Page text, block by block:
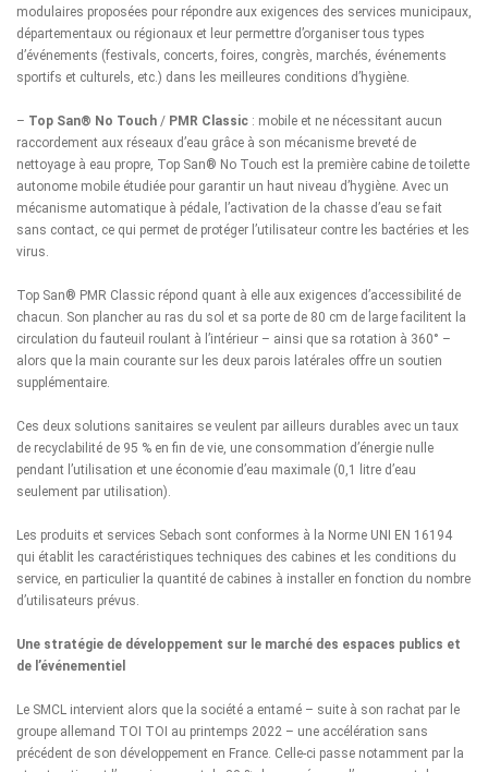
modulaires proposées pour répondre aux exigences des services municipaux,
départementaux ou régionaux et leur permettre d’organiser tous types
d’événements (festivals, concerts, foires, congrès, marchés, événements
sportifs et culturels, etc.) dans les meilleures conditions d’hygiène.
– Top San® No Touch / PMR Classic : mobile et ne nécessitant aucun
raccordement aux réseaux d’eau grâce à son mécanisme breveté de
nettoyage à eau propre, Top San® No Touch est la première cabine de toilette
autonome mobile étudiée pour garantir un haut niveau d’hygiène. Avec un
mécanisme automatique à pédale, l’activation de la chasse d’eau se fait
sans contact, ce qui permet de protéger l’utilisateur contre les bactéries et les
virus.
Top San® PMR Classic répond quant à elle aux exigences d’accessibilité de
chacun. Son plancher au ras du sol et sa porte de 80 cm de large facilitent la
circulation du fauteuil roulant à l’intérieur – ainsi que sa rotation à 360° –
alors que la main courante sur les deux parois latérales offre un soutien
supplémentaire.
Ces deux solutions sanitaires se veulent par ailleurs durables avec un taux
de recyclabilité de 95 % en fin de vie, une consommation d’énergie nulle
pendant l’utilisation et une économie d’eau maximale (0,1 litre d’eau
seulement par utilisation).
Les produits et services Sebach sont conformes à la Norme UNI EN 16194
qui établit les caractéristiques techniques des cabines et les conditions du
service, en particulier la quantité de cabines à installer en fonction du nombre
d’utilisateurs prévus.
Une stratégie de développement sur le marché des espaces publics et
de l’événementiel
Le SMCL intervient alors que la société a entamé – suite à son rachat par le
groupe allemand TOI TOI au printemps 2022 – une accélération sans
précédent de son développement en France. Celle-ci passe notamment par la